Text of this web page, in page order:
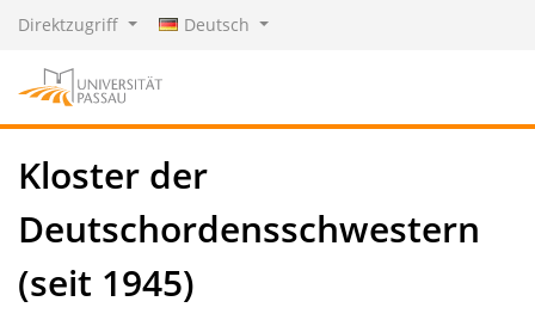
Direktzugriff Deutsch
Kloster der
Deutschordensschwestern
(seit 1945)